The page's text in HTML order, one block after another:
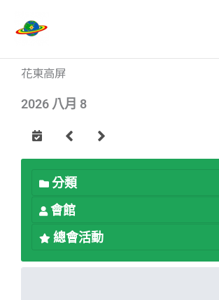
花東高屏
2026 八月 8
分類
會館
總會活動